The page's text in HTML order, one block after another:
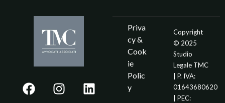
Priva
cy &
Cook
ie
Polic
y
Copyright
© 2025
Studio
Legale TMC
| P. IVA:
01643680620
| PEC: